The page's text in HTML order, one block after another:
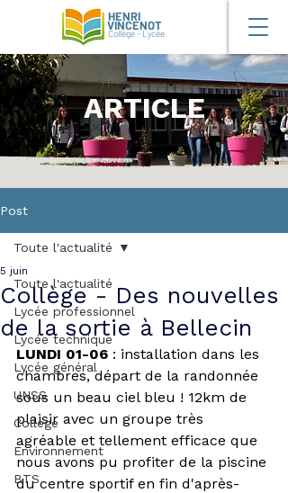
Collège - Lycée
VINCENOT
HENRI
ARTICLE
Post
Toute l'actualité
Lycée professionnel
Lycée technique
Lycée général
UNSS
Collège
Environnement
BTS
Toute l'actualité
Collège - Des nouvelles
de la sortie à Bellecin
5 juin
LUNDI 01-06 : installation dans les
chambres, départ de la randonnée
sous un beau ciel bleu ! 12km de
plaisir avec un groupe très
agréable et tellement efficace que
nous avons pu profiter de la piscine
du centre sportif en fin d'après-